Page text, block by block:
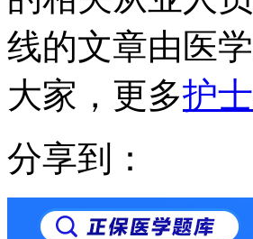
线的文章由医
大家，更多护士
分享到：